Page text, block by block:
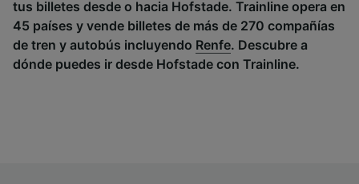
tus billetes desde o hacia Hofstade. Trainline opera en
45 países y vende billetes de más de 270 compañías
de tren y autobús incluyendo Renfe. Descubre a
dónde puedes ir desde Hofstade con Trainline.